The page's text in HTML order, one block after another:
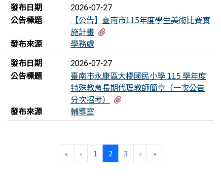
發布日期
2026-07-27
公告標題
【公告】臺南市115年度學生美術比賽實
施計畫
發布來源
學務處
發布日期
2026-07-27
公告標題
臺南市永康區大橋國民小學 115 學年度
特殊教育長期代理教師簡章（一次公告
分次招考）
發布來源
輔導室
«第一頁
‹上一頁
1 2 (目前頁次)
3 ›下一頁
»最後頁